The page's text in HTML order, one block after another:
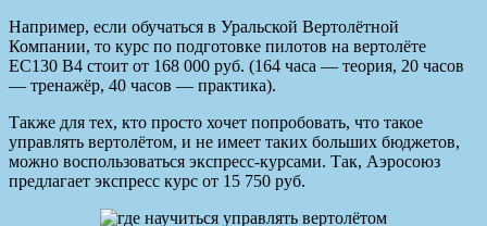
Например, если обучаться в Уральской Вертолётной
Компании, то курс по подготовке пилотов на вертолёте
ЕС130 В4 стоит от 168 000 руб. (164 часа — теория, 20 часов
— тренажёр, 40 часов — практика).
Также для тех, кто просто хочет попробовать, что такое
управлять вертолётом, и не имеет таких больших бюджетов,
можно воспользоваться экспресс-курсами. Так, Аэросоюз
предлагает экспресс курс от 15 750 руб.